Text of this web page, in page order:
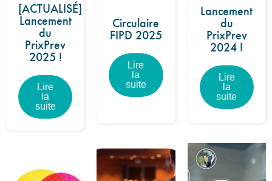
[ACTUALISÉ]
Lancement
du
PrixPrev
2025 !
Lire
la
suite
Circulaire
FIPD 2025
Lire
la
suite
Lancement
du
PrixPrev
2024 !
Lire
la
suite